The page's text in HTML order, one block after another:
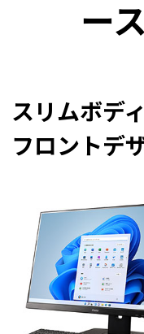
ー
スリムボデ
フロントデ